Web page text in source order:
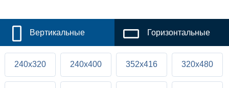
Вертикальные Горизонтальные
240x320 240x400 352x416 320x480